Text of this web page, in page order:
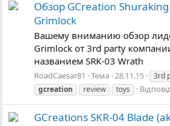
Обзор GCreation
Grimlock
Вашему вниманию обзор
Grimlock от 3rd party
названием SRK-03 Wrath
RoadCaesar81 Тема 28.11.15
3rd
gcreation
review toys
GCreations SKR-04 Blade